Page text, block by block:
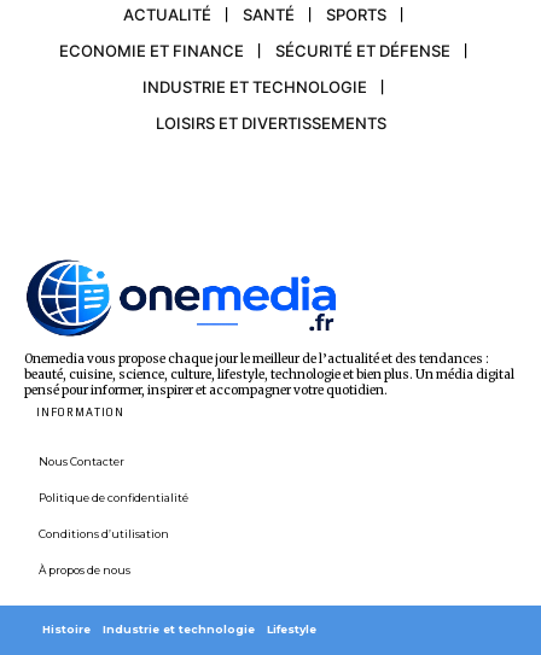
ACTUALITÉ SANTÉ
SPORTS
ECONOMIE ET FINANCE
SÉCURITÉ ET DÉFENSE
INDUSTRIE ET TECHNOLOGIE
LOISIRS ET DIVERTISSEMENTS
Onemedia vous propose chaque jour le meilleur de l’actualité et des tendances :
beauté, cuisine, science, culture, lifestyle, technologie et bien plus. Un média digital
pensé pour informer, inspirer et accompagner votre quotidien.
INFORMATION
Nous Contacter
Politique de confidentialité
Conditions d’utilisation
À propos de nous
Histoire Industrie et technologie Lifestyle